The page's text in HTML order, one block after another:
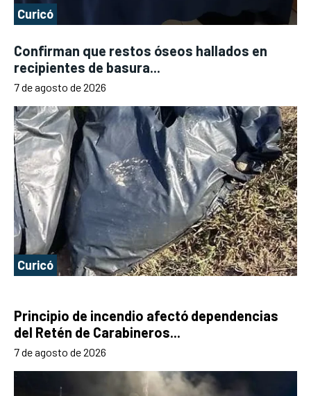
Curicó
Confirman que restos óseos hallados en
recipientes de basura...
7 de agosto de 2026
Curicó
Principio de incendio afectó dependencias
del Retén de Carabineros...
7 de agosto de 2026